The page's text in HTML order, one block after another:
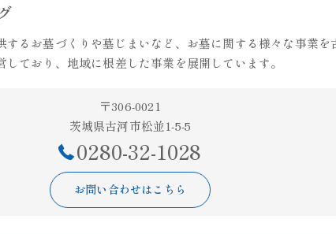
するお墓づくりや墓じまいなど、お墓に関する様々な事業
ており、地域に根差した事業を展開しています。
〒306-0021
茨城県古河市松並1-5-5
0280-32-1028
お問い合わせはこちら